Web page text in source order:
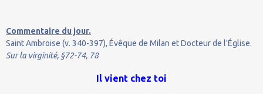
Commentaire du jour.
Saint Ambroise (v. 340-397), Évêque de Milan et Docteur de l'Église.
Sur la virginité, §72-74, 78
Il vient chez toi